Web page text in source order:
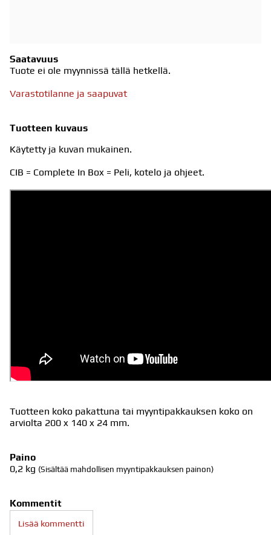
Saatavuus
Tuote ei ole myynnissä tällä hetkellä.
Varastotilanne ja saapuvat
Tuotteen kuvaus
Käytetty ja kuvan mukainen.
CIB = Complete In Box = Peli, kotelo ja ohjeet.
Tuotteen koko pakattuna tai myyntipakkauksen koko on
arviolta 200 x 140 x 24 mm.
Paino
0,2 kg (Sisältää mahdollisen myyntipakkauksen painon)
Kommentit
Lisää kommentti